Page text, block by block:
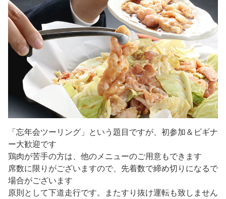
「忘年会ツーリング」という題目ですが、初参加＆ビギナ
ー大歓迎です
鶏肉が苦手の方は、他のメニューのご用意もできます
席数に限りがございますので、先着数で締め切りになるで
場合がございます
原則として下道走行です。またすり抜け運転も致しません